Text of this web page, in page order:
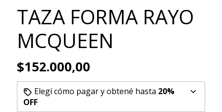
TAZA FORMA RAYO
MCQUEEN
$152.000,00
Elegí cómo pagar y obtené hasta 20%
OFF